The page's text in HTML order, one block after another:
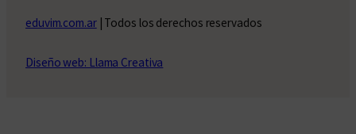
eduvim.com.ar| Todos los derechos reservados
Diseño web: Llama Creativa